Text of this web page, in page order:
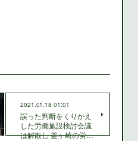
2021.01.18 01:01
誤った判断をくりかえ
した労働施設検討会議
は解散し 釜ヶ崎の労…